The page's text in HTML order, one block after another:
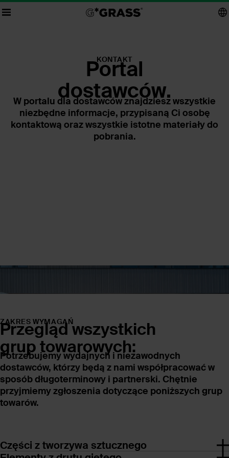
KONTAKT
Portal
dostawców.
W portalu dla dostawców znajdziesz wszystkie
niezbędne informacje, przypisaną Ci osobę
kontaktową oraz wszystkie istotne materiały do
pobrania.
ZAKRES WYMAGAŃ
Przegląd wszystkich
grup towarowych:
Potrzebujemy wydajnych i niezawodnych
dostawców, którzy będą z nami współpracować w
sposób długoterminowy i partnerski. Chętnie
przyjmiemy zgłoszenia dotyczące poniższych grup
towarów.
Części z tworzywa sztucznego